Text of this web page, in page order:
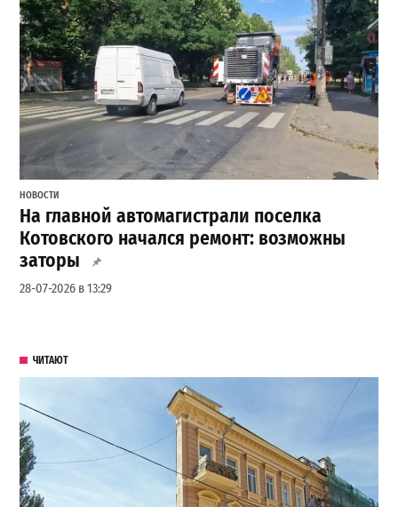
НОВОСТИ
На главной автомагистрали поселка
Котовского начался ремонт: возможны
заторы
28-07-2026 в 13:29
ЧИТАЮТ